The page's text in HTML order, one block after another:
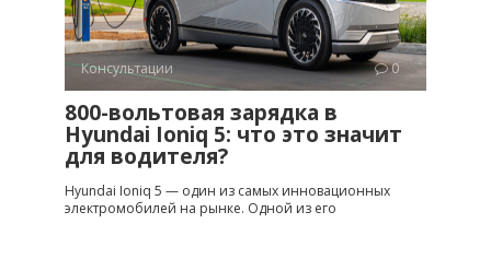
Консультации 0
800-вольтовая зарядка в
Hyundai Ioniq 5: что это значит
для водителя?
Hyundai Ioniq 5 — один из самых инновационных
электромобилей на рынке. Одной из его